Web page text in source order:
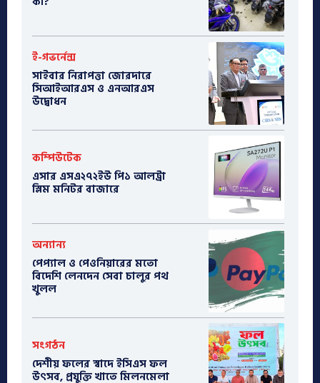
ই-গভর্নেন্স
সাইবার নিরাপত্তা জোরদারে
সিআইআরএস ও এনআরএস
উদ্বোধন
কম্পিউটেক
এসার এসএ২৭২ইউ পি১ আলট্রা
স্লিম মনিটর বাজারে
অন্যান্য
পেপ্যাল ও পেওনিয়ারের মতো
বিদেশি লেনদেন সেবা চালুর পথ
খুলল
সংগঠন
দেশীয় ফলের স্বাদে ইসিএস ফল
উৎসব, প্রযুক্তি খাতে মিলনমেলা